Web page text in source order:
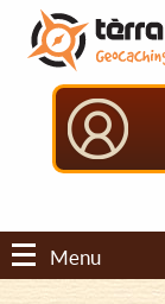
Aller
contenu
principal
Aller
menu
principal
Aller
pied
Menu